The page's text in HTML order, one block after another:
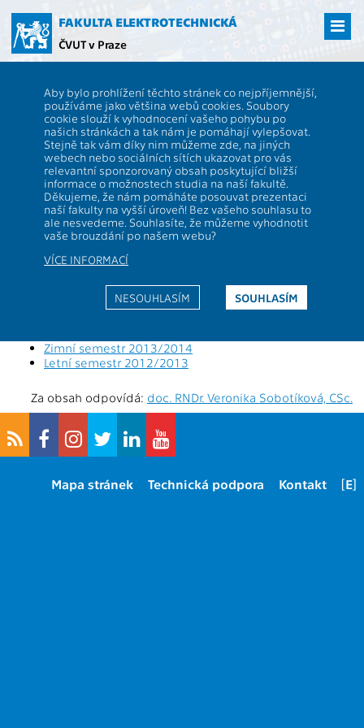
hlavní
obsah
FAKULTA ELEKTROTECHNICKÁ
ČVUT v Praze
Aby bylo prohlížení těchto stránek co nejpříjemnější,
používáme jako většina webů cookies. Soubory
cookie slouží k vyhodnocení vašeho pohybu po
našich stránkách a tak nám je pomáhají vylepšovat.
Stejně tak vám díky nim můžeme zde, na jiných
webech nebo sociálních sítích ukazovat pro vás
relevantní sponzorovaný obsah poskytující bližší
informace o možnostech studia na naší fakultě.
Děkujeme, že nám pomáháte posouvat prezentaci
naší fakulty na vyšší úroveň! Bez vašeho souhlasu to
ale nesvedeme. Souhlasíte, že můžeme vyhodnotit
vaše brouzdání po našem webu?
VÍCE INFORMACÍ
SOUHLASÍM
NESOUHLASÍM
A0M99OP
Výsledky studentské ankety pro
předmětA0M99OP
Letní semestr 2018/2019
Zimní semestr 2018/2019
Letní semestr 2017/2018
Zimní semestr 2017/2018
Letní semestr 2016/2017
Zimní semestr 2016/2017
Zimní semestr 2015/2016
Letní semestr 2014/2015
Zimní semestr 2013/2014
Letní semestr 2012/2013
Za obsah odpovídá: doc. RNDr. Veronika Sobotíková, CSc.
[E]
Kontakt
Technická podpora
Mapa stránek